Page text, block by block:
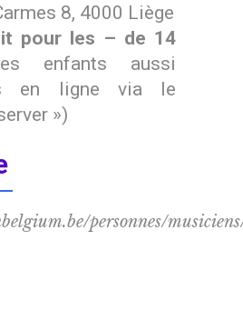
8, 4000 Liège
pour les – de 14
enfants aussi
en ligne via le
»)
personnes/